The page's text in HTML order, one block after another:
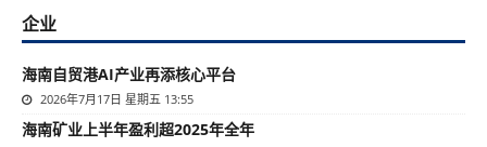
企业
海南自贸港AI产业再添核心平台
2026年7月17日 星期五 13:55
海南矿业上半年盈利超2025年全年